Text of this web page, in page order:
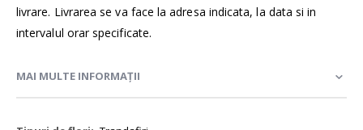
livrare. Livrarea se va face la adresa indicata, la data si in
intervalul orar specificate.
MAI MULTE INFORMAȚII